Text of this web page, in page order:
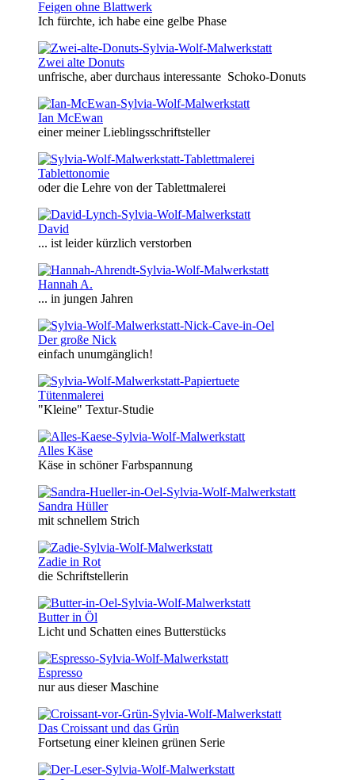
Feigen ohne Blattwerk
Ich fürchte, ich habe eine gelbe Phase
Zwei alte Donuts
unfrische, aber durchaus interessante Schoko-Donuts
Ian McEwan
einer meiner Lieblingsschriftsteller
Tablettonomie
oder die Lehre von der Tablettmalerei
David
... ist leider kürzlich verstorben
Hannah A.
... in jungen Jahren
Der große Nick
einfach unumgänglich!
Tütenmalerei
"Kleine" Textur-Studie
Alles Käse
Käse in schöner Farbspannung
Sandra Hüller
mit schnellem Strich
Zadie in Rot
die Schriftstellerin
Butter in Öl
Licht und Schatten eines Butterstücks
Espresso
nur aus dieser Maschine
Das Croissant und das Grün
Fortsetung einer kleinen grünen Serie